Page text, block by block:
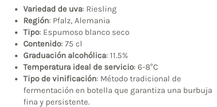
Variedad de uva: Riesling
Región: Pfalz, Alemania
Tipo: Espumoso blanco seco
Contenido: 75 cl
Graduación alcohólica: 11.5%
Temperatura ideal de servicio: 6-8°C
Tipo de vinificación: Método tradicional de
fermentación en botella que garantiza una burbuja
fina y persistente.